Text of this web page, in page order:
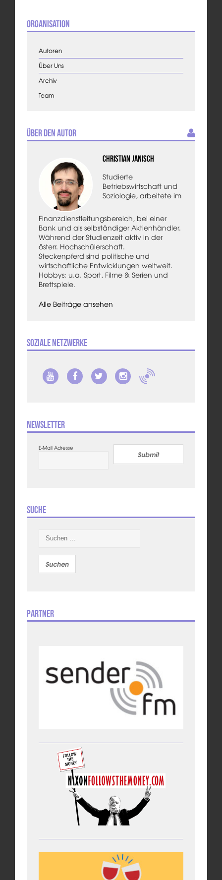
Organisation
Autoren
Über Uns
Archiv
Team
Über den Autor
Christian Janisch
Studierte
Betriebswirtschaft und
Soziologie, arbeitete im
Finanzdienstleitungsbereich, bei einer
Bank und als selbständiger Aktienhändler.
Während der Studienzeit aktiv in der
österr. Hochschülerschaft.
Steckenpferd sind politische und
wirtschaftliche Entwicklungen weltweit.
Hobbys: u.a. Sport, Filme & Serien und
Brettspiele.
Alle Beiträge ansehen
Soziale Netzwerke
Newsletter
E-Mail Adresse
Submit
Suche
nach:
Partner